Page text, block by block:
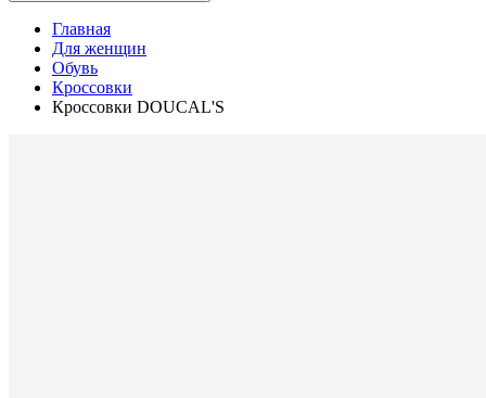
Главная
Для женщин
Обувь
Кроссовки
Кроссовки DOUCAL'S